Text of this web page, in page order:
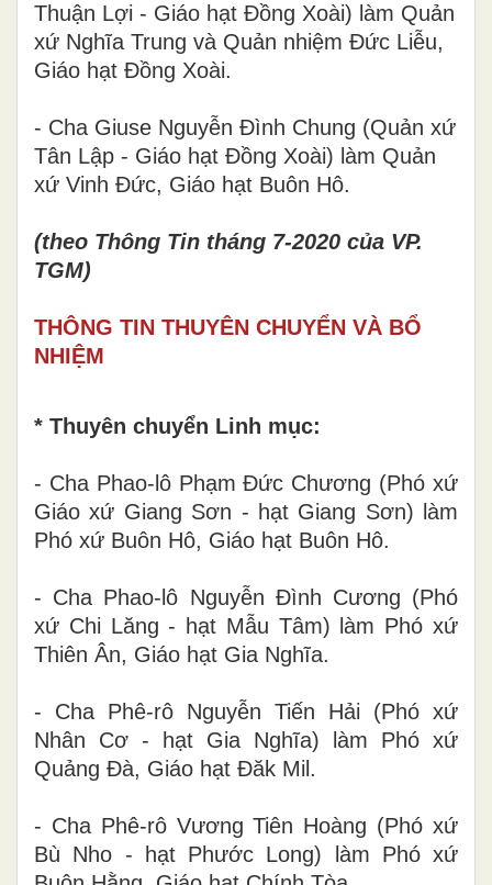
Thuận Lợi - Giáo hạt Đồng Xoài) làm Quản
xứ Nghĩa Trung và Quản nhiệm Đức Liễu,
Giáo hạt Đồng Xoài.
- Cha Giuse Nguyễn Đình Chung (Quản xứ
Tân Lập - Giáo hạt Đồng Xoài) làm Quản
xứ Vinh Đức, Giáo hạt Buôn Hô.
(theo Thông Tin tháng 7-2020 của VP.
TGM)
THÔNG TIN THUYÊN CHUYỂN VÀ BỔ
NHIỆM
* Thuyên chuyển Linh mục:
- Cha Phao-lô Phạm Đức Chương (Phó xứ
Giáo xứ Giang Sơn - hạt Giang Sơn) làm
Phó xứ Buôn Hô, Giáo hạt Buôn Hô.
- Cha Phao-lô Nguyễn Đình Cương (Phó
xứ Chi Lăng - hạt Mẫu Tâm) làm Phó xứ
Thiên Ân, Giáo hạt Gia Nghĩa.
- Cha Phê-rô Nguyễn Tiến Hải (Phó xứ
Nhân Cơ - hạt Gia Nghĩa) làm Phó xứ
Quảng Đà, Giáo hạt Đăk Mil.
- Cha Phê-rô Vương Tiên Hoàng (Phó xứ
Bù Nho - hạt Phước Long) làm Phó xứ